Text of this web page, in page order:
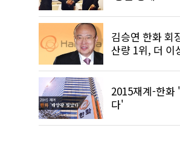
김승연 한화 회
산량 1위, 더 이
2015재계-한화
다'